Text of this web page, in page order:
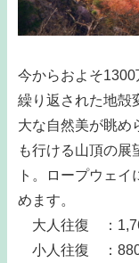
今からおよそ
繰り返された地殻
大な自然美が眺め
も行ける山頂の展
ト。ロープウェ
めます。
大人往復 ：
小人往復 ：